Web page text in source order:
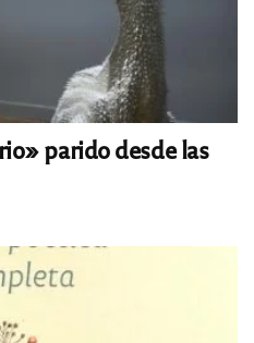
parido desde las